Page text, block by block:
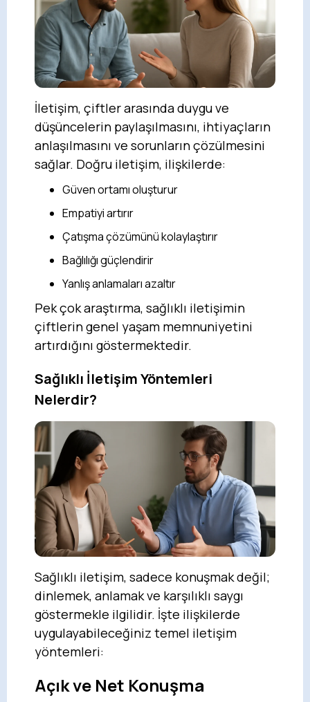
İletişim, çiftler arasında duygu ve
düşüncelerin paylaşılmasını, ihtiyaçların
anlaşılmasını ve sorunların çözülmesini
sağlar. Doğru iletişim, ilişkilerde:
Güven ortamı oluşturur
Empatiyi artırır
Çatışma çözümünü kolaylaştırır
Bağlılığı güçlendirir
Yanlış anlamaları azaltır
Pek çok araştırma, sağlıklı iletişimin
çiftlerin genel yaşam memnuniyetini
artırdığını göstermektedir.
Sağlıklı İletişim Yöntemleri
Nelerdir?
Sağlıklı iletişim, sadece konuşmak değil;
dinlemek, anlamak ve karşılıklı saygı
göstermekle ilgilidir. İşte ilişkilerde
uygulayabileceğiniz temel iletişim
yöntemleri:
Açık ve Net Konuşma